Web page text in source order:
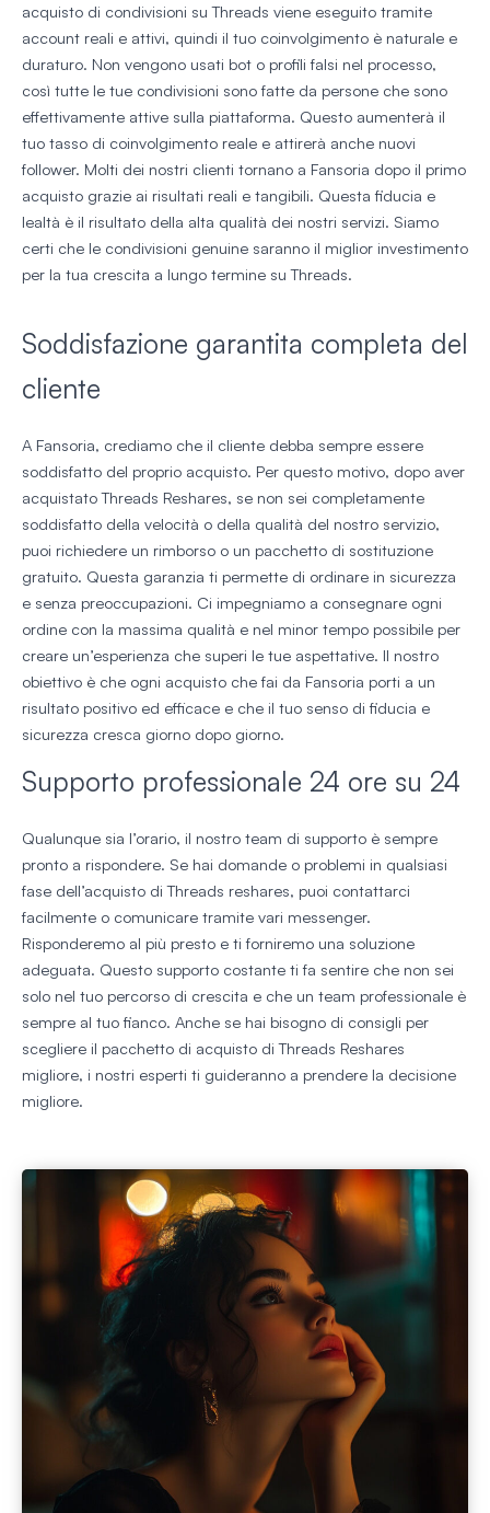
acquisto di condivisioni su Threads viene eseguito tramite
account reali e attivi, quindi il tuo coinvolgimento è naturale e
duraturo. Non vengono usati bot o profili falsi nel processo,
così tutte le tue condivisioni sono fatte da persone che sono
effettivamente attive sulla piattaforma. Questo aumenterà il
tuo tasso di coinvolgimento reale e attirerà anche nuovi
follower. Molti dei nostri clienti tornano a Fansoria dopo il primo
acquisto grazie ai risultati reali e tangibili. Questa fiducia e
lealtà è il risultato della alta qualità dei nostri servizi. Siamo
certi che le condivisioni genuine saranno il miglior investimento
per la tua crescita a lungo termine su Threads.
Soddisfazione garantita completa del
cliente
A Fansoria, crediamo che il cliente debba sempre essere
soddisfatto del proprio acquisto. Per questo motivo, dopo aver
acquistato Threads Reshares, se non sei completamente
soddisfatto della velocità o della qualità del nostro servizio,
puoi richiedere un rimborso o un pacchetto di sostituzione
gratuito. Questa garanzia ti permette di ordinare in sicurezza
e senza preoccupazioni. Ci impegniamo a consegnare ogni
ordine con la massima qualità e nel minor tempo possibile per
creare un’esperienza che superi le tue aspettative. Il nostro
obiettivo è che ogni acquisto che fai da Fansoria porti a un
risultato positivo ed efficace e che il tuo senso di fiducia e
sicurezza cresca giorno dopo giorno.
Supporto professionale 24 ore su 24
Qualunque sia l’orario, il nostro team di supporto è sempre
pronto a rispondere. Se hai domande o problemi in qualsiasi
fase dell’acquisto di Threads reshares, puoi contattarci
facilmente o comunicare tramite vari messenger.
Risponderemo al più presto e ti forniremo una soluzione
adeguata. Questo supporto costante ti fa sentire che non sei
solo nel tuo percorso di crescita e che un team professionale è
sempre al tuo fianco. Anche se hai bisogno di consigli per
scegliere il pacchetto di acquisto di Threads Reshares
migliore, i nostri esperti ti guideranno a prendere la decisione
migliore.